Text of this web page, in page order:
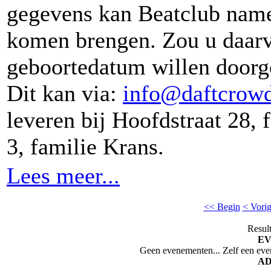
gegevens kan Beatclub
komen brengen. Zou u
geboortedatum willen
Dit kan via:
leveren bij Hoofdstraat 28,
3, familie Krans.
Lees meer...
<< Begin <
Geen evenementen... Zelf een